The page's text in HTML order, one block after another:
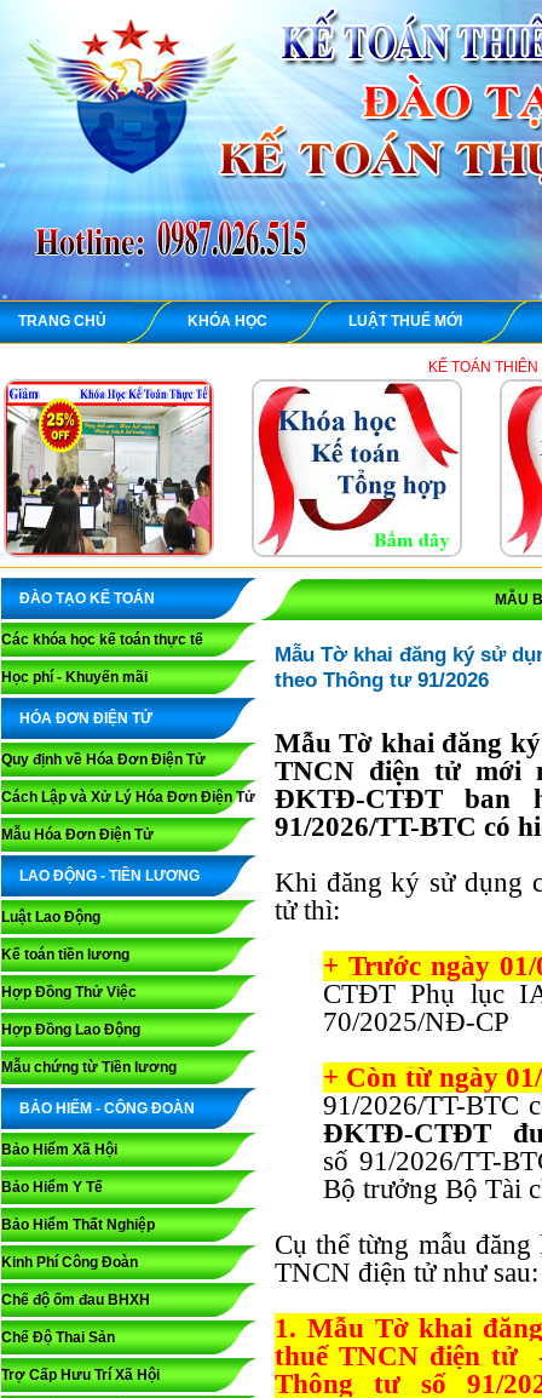
TRANG CHỦ KHÓA HỌC LUẬT THUẾ MỚI
KẾ TOÁN THIÊN ƯNG
ĐÀO TẠO KẾ TOÁN
Các khóa học kế toán thực tế
Học phí - Khuyến mãi
HÓA ĐƠN ĐIỆN TỬ
Quy định về Hóa Đơn Điện Tử
Cách Lập và Xử Lý Hóa Đơn Điện Tử
Mẫu Hóa Đơn Điện Tử
LAO ĐỘNG - TIỀN LƯƠNG
Luật Lao Động
Kế toán tiền lương
Hợp Đồng Thử Việc
Hợp Đồng Lao Động
Mẫu chứng từ Tiền lương
BẢO HIỂM - CÔNG ĐOÀN
Bảo Hiểm Xã Hội
Bảo Hiểm Y Tế
Bảo Hiểm Thất Nghiệp
Kinh Phí Công Đoàn
Chế độ ốm đau BHXH
Chế Độ Thai Sản
Trợ Cấp Hưu Trí Xã Hội
MẪU
Mẫu Tờ khai đăng ký sử
theo Thông tư 91/2026
Mẫu Tờ khai đăng
TNCN điện tử mới
ĐKTĐ-CTĐT ban
91/2026/TT-BTC có
Khi đăng ký sử dụng
tử thì:
+ Trước ngày 01/
CTĐT Phụ lục
70/2025/NĐ-CP
+ Còn từ ngày
91/2026/TT-BTC
ĐKTĐ-CTĐT
số 91/2026/TT-
Bộ trưởng Bộ Tài
Cụ thể từng mẫu
TNCN điện tử như sau:
1. Mẫu Tờ khai
thuế TNCN điện tử
Thông tư số 91/